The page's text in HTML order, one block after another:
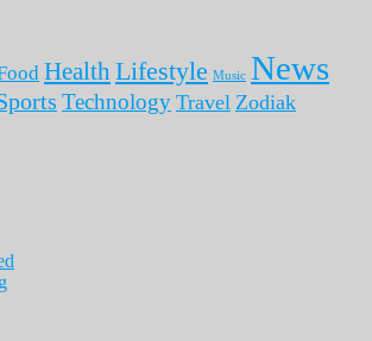
Health Lifestyle Music News
Technology Travel Zodiak